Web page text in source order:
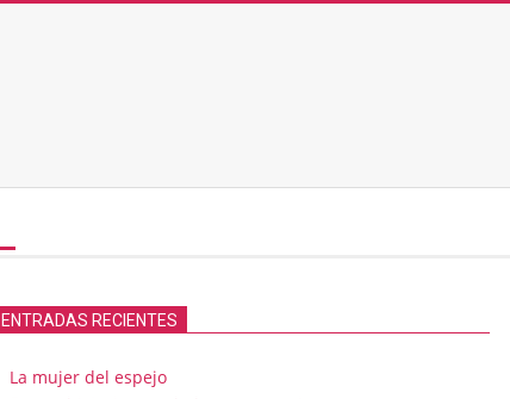
ENTRADAS RECIENTES
La mujer del espejo